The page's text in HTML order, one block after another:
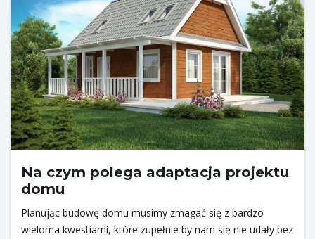
Na czym polega adaptacja projektu
domu
Planując budowę domu musimy zmagać się z bardzo
wieloma kwestiami, które zupełnie by nam się nie udały bez